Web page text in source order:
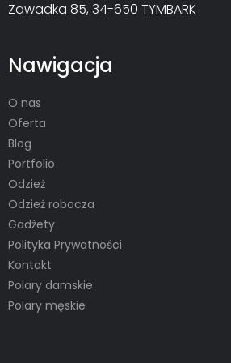
Zawadka 85, 34-650 TYMBARK
Nawigacja
O nas
Oferta
Blog
Portfolio
Odzież
Odzież robocza
Gadżety
Polityka Prywatności
Kontakt
Polary damskie
Polary męskie